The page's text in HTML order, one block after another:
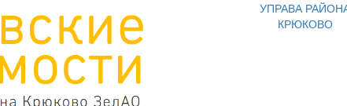
УПРАВА
КРЮКОВО